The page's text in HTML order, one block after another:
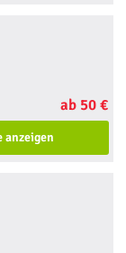
ab 50 €
anzeigen